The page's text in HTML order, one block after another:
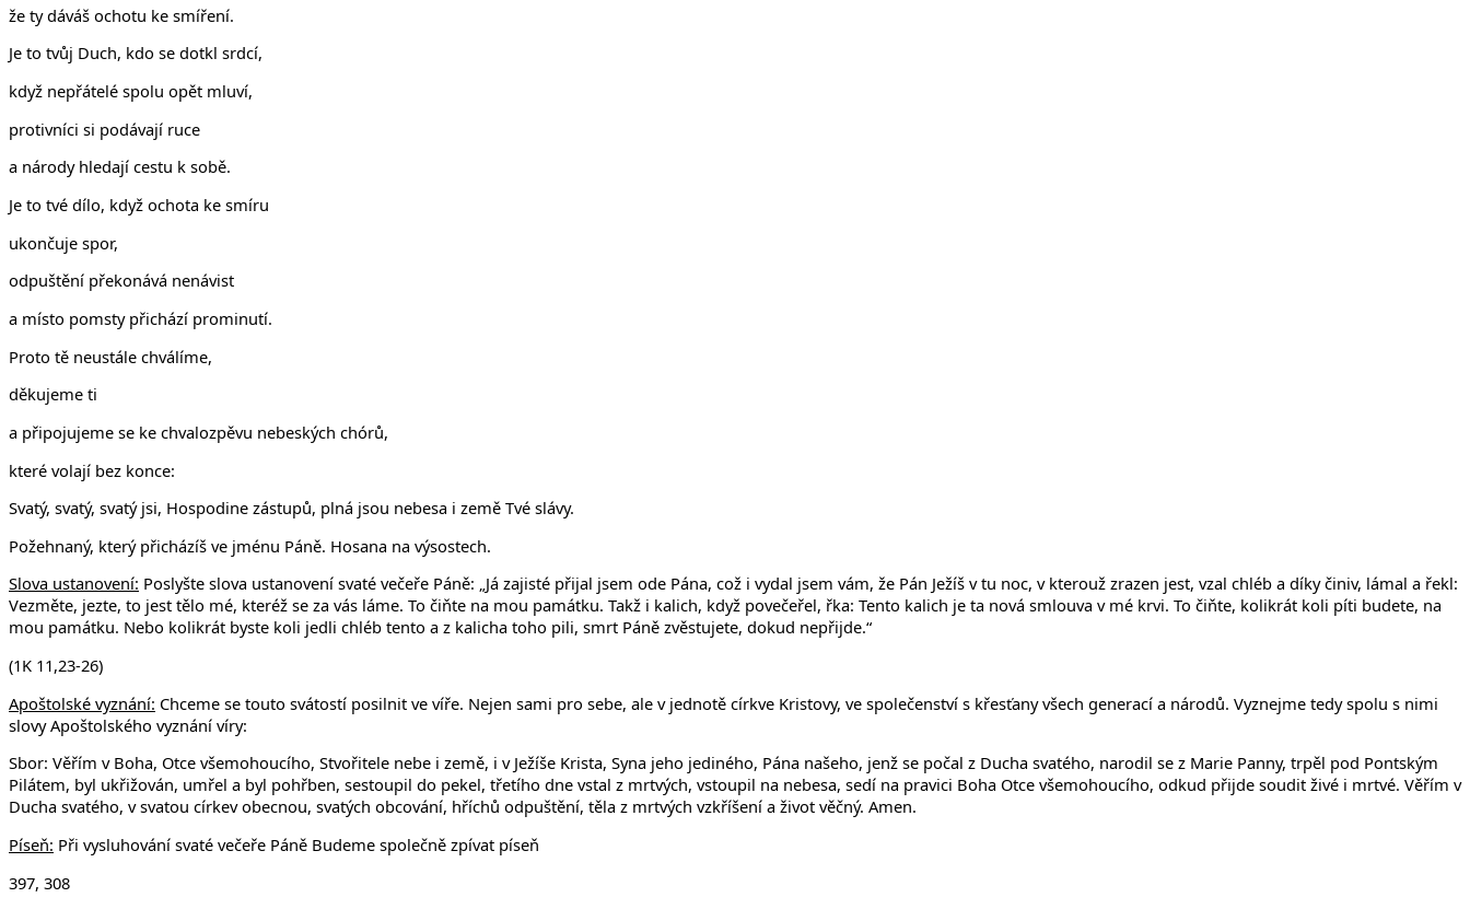
že ty dáváš ochotu ke smíření.
Je to tvůj Duch, kdo se dotkl srdcí,
když nepřátelé spolu opět mluví,
protivníci si podávají ruce
a národy hledají cestu k sobě.
Je to tvé dílo, když ochota ke smíru
ukončuje spor,
odpuštění překonává nenávist
a místo pomsty přichází prominutí.
Proto tě neustále chválíme,
děkujeme ti
a připojujeme se ke chvalozpěvu nebeských chórů,
které volají bez konce:
Svatý, svatý, svatý jsi, Hospodine zástupů, plná jsou nebesa i země Tvé slávy.
Požehnaný, který přicházíš ve jménu Páně. Hosana na výsostech.
Slova ustanovení: Poslyšte slova ustanovení svaté večeře Páně: „Já zajisté přijal jsem ode Pána, což i vydal jsem vám, že Pán Ježíš v tu noc, v kterouž zrazen jest, vzal chléb a díky činiv, lámal a řekl:
Vezměte, jezte, to jest tělo mé, kteréž se za vás láme. To čiňte na mou památku. Takž i kalich, když povečeřel, řka: Tento kalich je ta nová smlouva v mé krvi. To čiňte, kolikrát koli píti budete, na
mou památku. Nebo kolikrát byste koli jedli chléb tento a z kalicha toho pili, smrt Páně zvěstujete, dokud nepřijde.“
(1K 11,23-26)
Apoštolské vyznání: Chceme se touto svátostí posilnit ve víře. Nejen sami pro sebe, ale v jednotě církve Kristovy, ve společenství s křesťany všech generací a národů. Vyznejme tedy spolu s nimi
slovy Apoštolského vyznání víry:
Sbor: Věřím v Boha, Otce všemohoucího, Stvořitele nebe i země, i v Ježíše Krista, Syna jeho jediného, Pána našeho, jenž se počal z Ducha svatého, narodil se z Marie Panny, trpěl pod Pontským
Pilátem, byl ukřižován, umřel a byl pohřben, sestoupil do pekel, třetího dne vstal z mrtvých, vstoupil na nebesa, sedí na pravici Boha Otce všemohoucího, odkud přijde soudit živé i mrtvé. Věřím v
Ducha svatého, v svatou církev obecnou, svatých obcování, hříchů odpuštění, těla z mrtvých vzkříšení a život věčný. Amen.
Píseň: Při vysluhování svaté večeře Páně Budeme společně zpívat píseň
397, 308